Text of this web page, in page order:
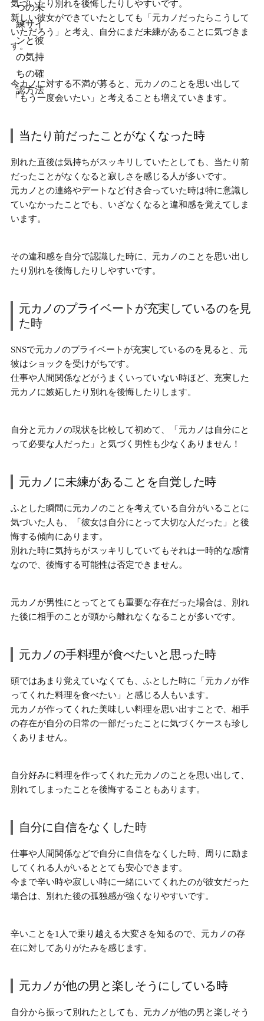
気づいたり別れを後悔したりしやすいです。
新しい彼女ができていたとしても「元カノだったらこうして
いただろう」と考え、自分にまだ未練があることに気づきま
す。
今カノに対する不満が募ると、 元カノのことを思い出して
「もう一度会いたい」と考える ことも増えていきます。
当たり前だったことがなくなった時
別れた直後は気持ちがスッキリしていたとしても、 当たり前
だったことがなくなると寂しさを感じる人が多いです。
元カノとの連絡やデートなど付き合っていた時は特に意識し
ていなかったことでも、いざなくなると違和感を覚えてしま
います。
その違和感を自分で認識した時に、 元カノのことを思い出し
たり別れを後悔したりしやすいです。
元カノのプライベートが充実しているのを見
た時
SNSで元カノのプライベートが充実しているのを見ると、 元
彼はショックを受けがちです。
仕事や人間関係などがうまくいっていない時ほど、充実した
元カノに嫉妬したり別れを後悔したりします。
自分と元カノの現状を比較して初めて、
「元カノは自分にと
って必要な人だった」
と気づく男性も少なくありません！
元カノに未練があることを自覚した時
ふとした瞬間に元カノのことを考えている自分がいることに
気づいた人も、
「彼女は自分にとって大切な人だった」と後
悔する傾向にあります。
別れた時に気持ちがスッキリしていてもそれは一時的な感情
なので、後悔する可能性は否定できません。
元カノが男性にとってとても重要な存在だった場合は、 別れ
た後に相手のことが頭から離れなくなることが多いです。
元カノの手料理が食べたいと思った時
頭ではあまり覚えていなくても、ふとした時に 「元カノが作
ってくれた料理を食べたい」と感じる 人もいます。
元カノが作ってくれた美味しい料理を思い出すことで、相手
の存在が自分の日常の一部だったことに気づくケースも珍し
くありません。
自分好みに料理を作ってくれた元カノのことを思い出して、
別れてしまったことを後悔する こともあります。
自分に自信をなくした時
仕事や人間関係などで自分に自信をなくした時、周りに励ま
してくれる人がいるととても安心できます。
今まで辛い時や寂しい時に一緒にいてくれたのが彼女だった
場合は、 別れた後の孤独感が強くなりやすいです。
辛いことを1人で乗り越える大変さを知るので、 元カノの存
在に対してありがたみを感じます。
元カノが他の男と楽しそうにしている時
自分から振って別れたとしても、 元カノが他の男と楽しそう